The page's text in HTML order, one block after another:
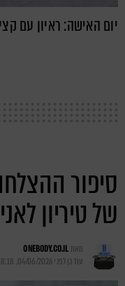
יום האישה: ראיון עם
סיפור
של טיריון
מאתONEBODY.CO.IL
עודכן לפני04/06/2026, 18:18